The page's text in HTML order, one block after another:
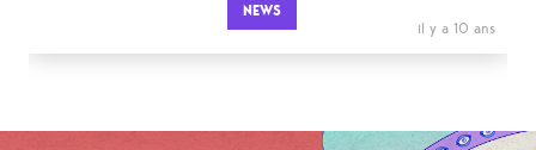
NEWS
il y a 10 ans